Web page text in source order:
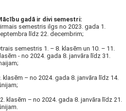
gadā ir divi semestri:
semestris ilgs no 2023. gada 1.
līdz 22. decembrim;
semestris 1. – 8. klasēm un 10. – 11.
- no 2024. gada 8. janvāra līdz 31.
klasēm – no 2024. gada 8. janvāra līdz 14.
klasēm – no 2024. gada 8. janvāra līdz 21.